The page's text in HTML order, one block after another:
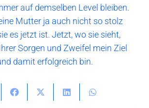
auf demselben Level bleiben.
Mutter ja auch nicht so stolz
es jetzt ist. Jetzt, wo sie sieht,
Sorgen und Zweifel mein Ziel
damit erfolgreich bin.